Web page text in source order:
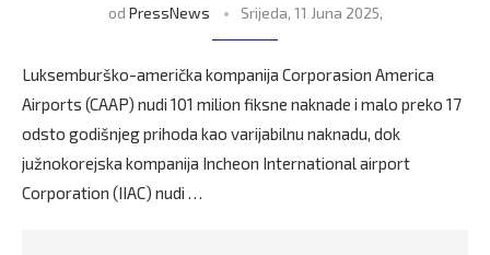
od PressNews Srijeda, 11 Juna 2025,
Luksemburško-američka kompanija Corporasion America
Airports (CAAP) nudi 101 milion fiksne naknade i malo preko 17
odsto godišnjeg prihoda kao varijabilnu naknadu, dok
južnokorejska kompanija Incheon International airport
Corporation (IIAC) nudi …